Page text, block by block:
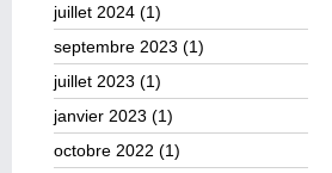
juillet 2024 (1)
septembre 2023 (1)
juillet 2023 (1)
janvier 2023 (1)
octobre 2022 (1)